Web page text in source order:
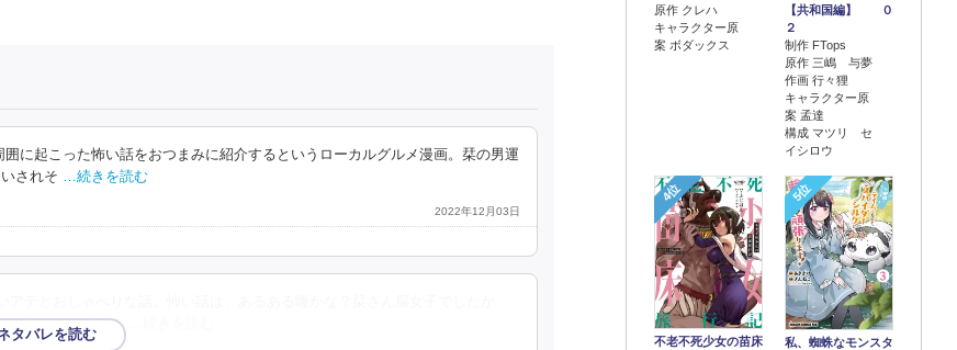
に起こった怖い話をおつまみに紹介するというローカルグルメ漫画。栞の男運
されそ
…続きを読む
2022年12月03日
ンタジーです。あ
原作 クレハ
キャラクター原
案 ボダックス
【共和国編】 ０
２
制作 FTops
原作 三嶋 与夢
作画 行々狸
キャラクター原
案 孟達
構成 マツリ セ
イシロウ
4位
不老不死少女の苗床
5位
私、蜘蛛なモンスタ